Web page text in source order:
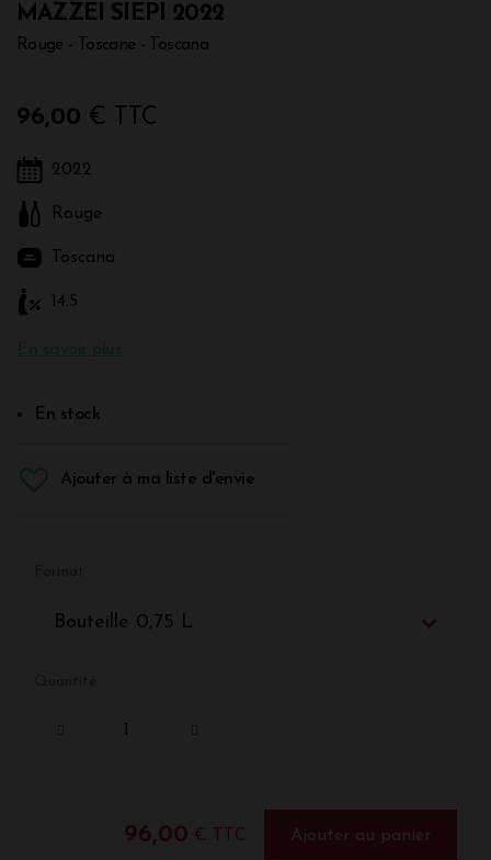
MAZZEI SIEPI 2022
Rouge - Toscane - Toscana
96,00 € TTC
2022
Rouge
Toscana
14.5
En stock
Ajouter à ma liste d'envie
Bouteille 0,75 L
96,00 € TTC Ajouter au panier